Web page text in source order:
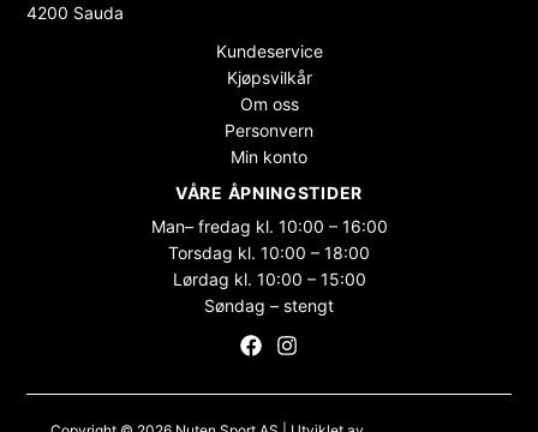
4200 Sauda
Kundeservice
Kjøpsvilkår
Om oss
Personvern
Min konto
VÅRE ÅPNINGSTIDER
Man– fredag kl. 10:00 – 16:00
Torsdag kl. 10:00 – 18:00
Lørdag kl. 10:00 – 15:00
Søndag – stengt